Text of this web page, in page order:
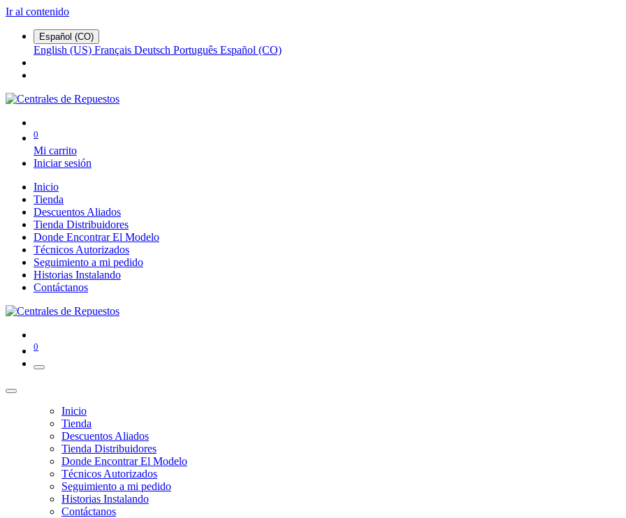
Ir al contenido
Español (CO)
English (US) Français Deutsch Português Español (CO)
0
Mi carrito
Iniciar sesión
Inicio
Tienda
Descuentos Aliados
Tienda Distribuidores
Donde Encontrar El Modelo
Técnicos Autorizados
Seguimiento a mi pedido
Historias Instalando
Contáctanos
0
Inicio
Tienda
Descuentos Aliados
Tienda Distribuidores
Donde Encontrar El Modelo
Técnicos Autorizados
Seguimiento a mi pedido
Historias Instalando
Contáctanos